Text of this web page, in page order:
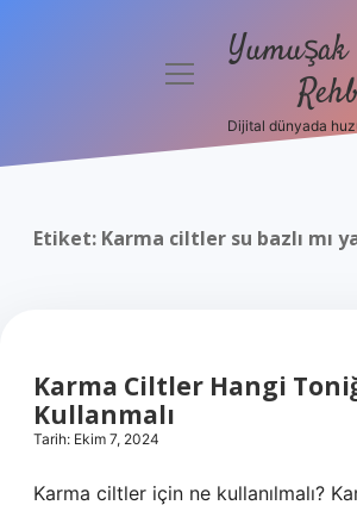
Politikası
menüyüYumuşak
Dijital dünyada
Etiket: Karma ciltler su bazlı mı
Karma Ciltler Hangi
Kullanmalı
Tarih: Ekim 7, 2024
Karma ciltler için ne kullanılmalı?